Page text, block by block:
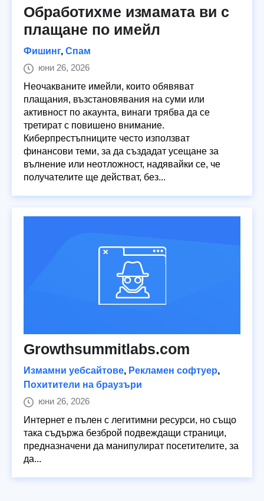
Обработихме измамата ви с
плащане по имейл
Фишинг, Спам
юни 26, 2026
Неочакваните имейли, които обявяват
плащания, възстановявания на суми или
активност по акаунта, винаги трябва да се
третират с повишено внимание.
Киберпрестъпниците често използват
финансови теми, за да създадат усещане за
вълнение или неотложност, надявайки се, че
получателите ще действат, без...
Growthsummitlabs.com
Измамни уебсайтове, Рекламен софтуер,
Похитители на браузъри
юни 26, 2026
Интернет е пълен с легитимни ресурси, но също
така съдържа безброй подвеждащи страници,
предназначени да манипулират посетителите, за
да...